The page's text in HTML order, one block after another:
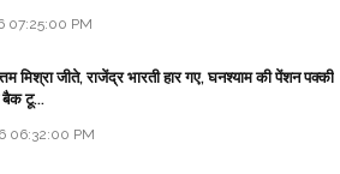
PM
मिश्रा जीते, राजेंद्र भारती हार गए, घनश्याम की पेंशन पक्की
टू...
06:32:00 PM